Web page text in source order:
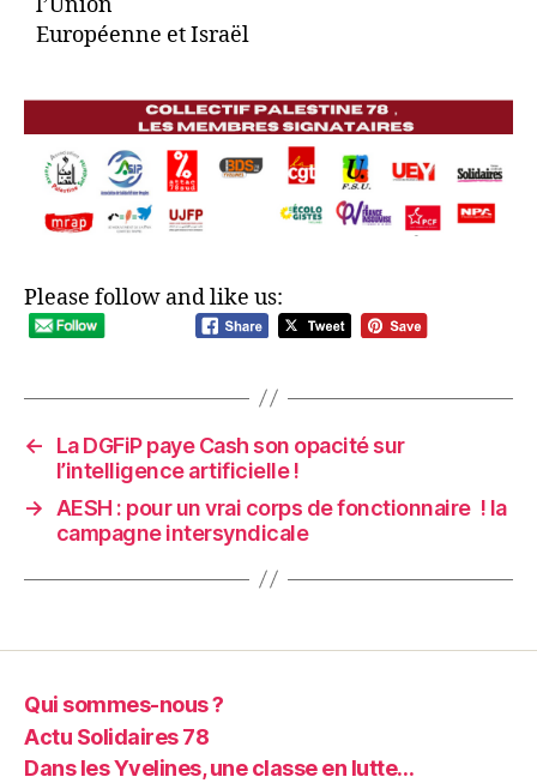
l’Union
Européenne et Israël
Please follow and like us:
←
La DGFiP paye Cash son opacité sur
l’intelligence artificielle !
→
AESH : pour un vrai corps de fonctionnaire ! la
campagne intersyndicale
Qui sommes-nous ?
Actu Solidaires 78
Dans les Yvelines, une classe en lutte…